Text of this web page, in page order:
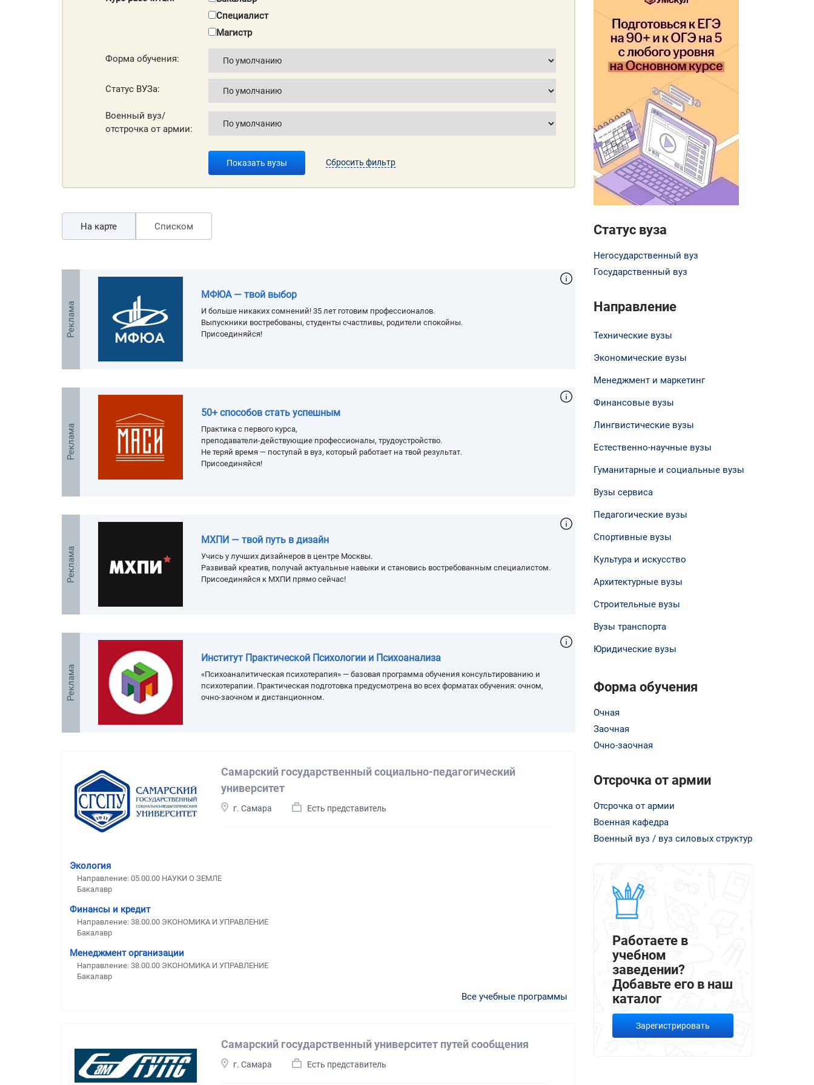
Специалист
Магистр
Форма обучения:
Статус ВУЗа:
Военный вуз/
отстрочка от армии:
Показать вузы Сбросить фильтр
На карте Списком
Реклама
МФЮА — твой выбор
И больше никаких сомнений! 35 лет готовим профессионалов.
Выпускники востребованы, студенты счастливы, родители спокойны.
Присоединяйся!
Реклама
50+ способов стать успешным
Практика с первого курса,
преподаватели-действующие профессионалы, трудоустройство.
Не теряй время — поступай в вуз, который работает на твой результат.
Присоединяйся!
Реклама
МХПИ — твой путь в дизайн
Учись у лучших дизайнеров в центре Москвы.
Развивай креатив, получай актуальные навыки и становись востребованным специалистом.
Присоединяйся к МХПИ прямо сейчас!
Реклама
Институт Практической Психологии и Психоанализа
«Психоаналитическая психотерапия» — базовая программа обучения консультированию и
психотерапии. Практическая подготовка предусмотрена во всех форматах обучения: очном,
очно-заочном и дистанционном.
Самарский государственный социально-педагогический
университет
г. Самара Есть представитель
Экология
Направление: 05.00.00 НАУКИ О ЗЕМЛЕ
Бакалавр
Финансы и кредит
Направление: 38.00.00 ЭКОНОМИКА И УПРАВЛЕНИЕ
Бакалавр
Менеджмент организации
Направление: 38.00.00 ЭКОНОМИКА И УПРАВЛЕНИЕ
Бакалавр
Все учебные программы
Самарский государственный университет путей сообщения
г. Самара Есть представитель
Статус вуза
Негосударственный вуз
Государственный вуз
Направление
Технические вузы
Экономические вузы
Менеджмент и маркетинг
Финансовые вузы
Лингвистические вузы
Естественно-научные вузы
Гуманитарные и социальные вузы
Вузы сервиса
Педагогические вузы
Спортивные вузы
Культура и искусство
Архитектурные вузы
Строительные вузы
Вузы транспорта
Юридические вузы
Форма обучения
Очная
Заочная
Очно-заочная
Отсрочка от армии
Отсрочка от армии
Военная кафедра
Военный вуз / вуз силовых структур
Работаете в
учебном
заведении?
Добавьте его в наш
каталог
Зарегистрировать